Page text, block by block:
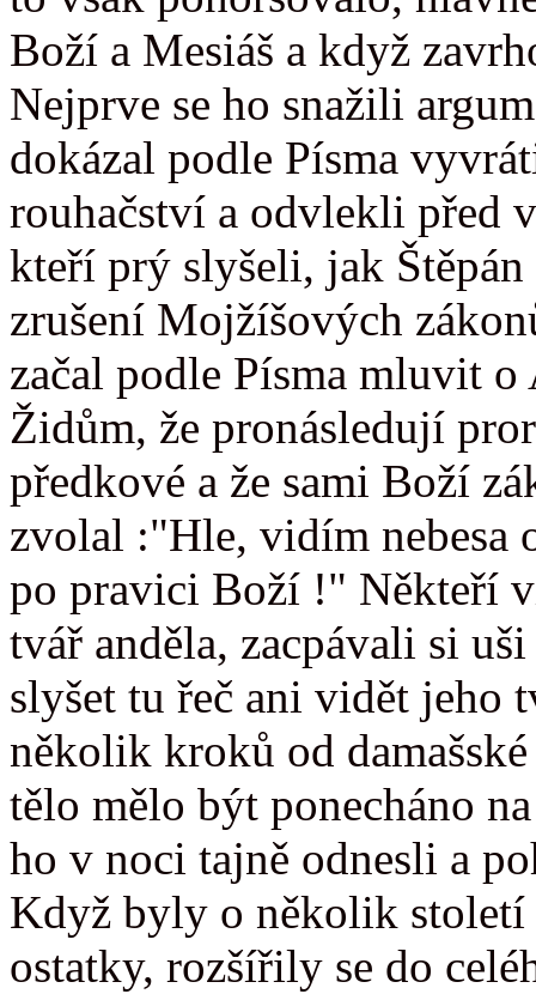
Boží a Mesiáš a když
Nejprve se ho snažili
dokázal podle Písma
rouhačství a odvlekli před
kteří prý slyšeli, jak
zrušení Mojžíšových
začal podle Písma mluvit
Židům, že pronásledují
předkové a že sami Boží
zvolal :"Hle, vidím nebesa
po pravici Boží !" Někteří
tvář anděla, zacpávali si
slyšet tu řeč ani vidět jeho
několik kroků od
tělo mělo být ponecháno
ho v noci tajně odnesli a
Když byly o několik století
ostatky, rozšířily se do